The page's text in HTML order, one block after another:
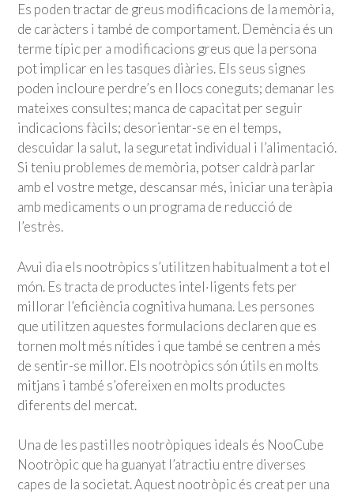
Es poden tractar de greus modificacions de la memòria,
de caràcters i també de comportament. Demència és un
terme típic per a modificacions greus que la persona
pot implicar en les tasques diàries. Els seus signes
poden incloure perdre’s en llocs coneguts; demanar les
mateixes consultes; manca de capacitat per seguir
indicacions fàcils; desorientar-se en el temps,
descuidar la salut, la seguretat individual i l’alimentació.
Si teniu problemes de memòria, potser caldrà parlar
amb el vostre metge, descansar més, iniciar una teràpia
amb medicaments o un programa de reducció de
l’estrès.
Avui dia els nootròpics s’utilitzen habitualment a tot el
món. Es tracta de productes intel·ligents fets per
millorar l’eficiència cognitiva humana. Les persones
que utilitzen aquestes formulacions declaren que es
tornen molt més nítides i que també se centren a més
de sentir-se millor. Els nootròpics són útils en molts
mitjans i també s’ofereixen en molts productes
diferents del mercat.
Una de les pastilles nootròpiques ideals és NooCube
Nootròpic que ha guanyat l’atractiu entre diverses
capes de la societat. Aquest nootròpic és creat per una